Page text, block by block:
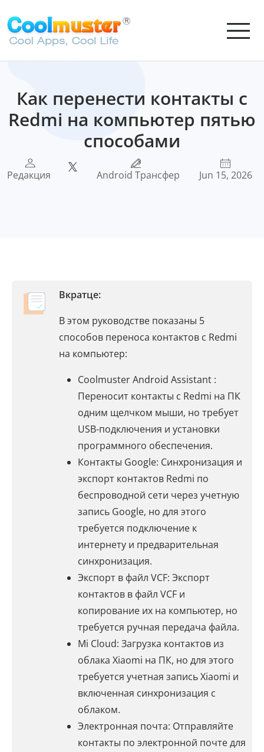
Как перенести контакты с
Redmi на компьютер пятью
способами
Редакция Android Трансфер Jun 15, 2026
Вкратце:
В этом руководстве показаны 5
способов переноса контактов с Redmi
на компьютер:
Coolmuster Android Assistant :
Переносит контакты с Redmi на ПК
одним щелчком мыши, но требует
USB-подключения и установки
программного обеспечения.
Контакты Google: Синхронизация и
экспорт контактов Redmi по
беспроводной сети через учетную
запись Google, но для этого
требуется подключение к
интернету и предварительная
синхронизация.
Экспорт в файл VCF: Экспорт
контактов в файл VCF и
копирование их на компьютер, но
требуется ручная передача файла.
Mi Cloud: Загрузка контактов из
облака Xiaomi на ПК, но для этого
требуется учетная запись Xiaomi и
включенная синхронизация с
облаком.
Электронная почта: Отправляйте
контакты по электронной почте для